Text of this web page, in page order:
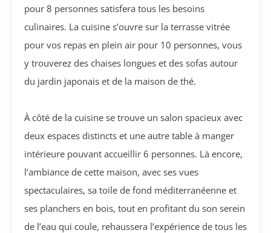
pour 8 personnes satisfera tous les besoins
culinaires. La cuisine s’ouvre sur la terrasse vitrée
pour vos repas en plein air pour 10 personnes, vous
y trouverez des chaises longues et des sofas autour
du jardin japonais et de la maison de thé.
À côté de la cuisine se trouve un salon spacieux avec
deux espaces distincts et une autre table à manger
intérieure pouvant accueillir 6 personnes. Là encore,
l’ambiance de cette maison, avec ses vues
spectaculaires, sa toile de fond méditerranéenne et
ses planchers en bois, tout en profitant du son serein
de l’eau qui coule, rehaussera l’expérience de tous les